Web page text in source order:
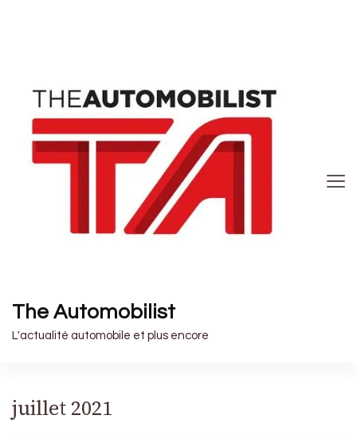
The Automobilist
L'actualité automobile et plus encore
juillet 2021